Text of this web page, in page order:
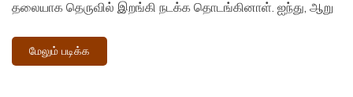
தலையாக தெருவில் இறங்கி நடக்க தொடங்கினாள். ஐந்து, ஆறு
மேலும் படிக்க